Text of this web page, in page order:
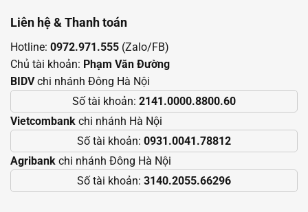
Liên hệ & Thanh toán
Hotline: 0972.971.555 (Zalo/FB)
Chủ tài khoản: Phạm Văn Đường
BIDVchi nhánh Đông Hà Nội
Số tài khoản: 2141.0000.8800.60
Vietcombank chi nhánh Hà Nội
Số tài khoản: 0931.0041.78812
Agribank chi nhánh Đông Hà Nội
Số tài khoản: 3140.2055.66296